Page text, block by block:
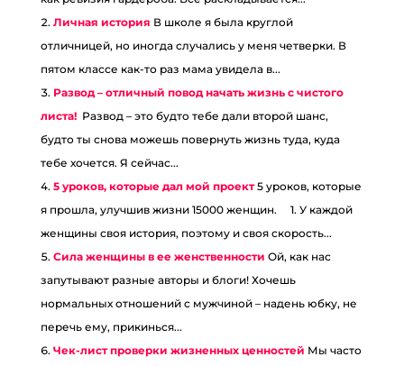
Личная история В школе я была круглой
отличницей, но иногда случались у меня четверки. В
пятом классе как-то раз мама увидела в...
Развод – отличный повод начать жизнь с чистого
листа! Развод – это будто тебе дали второй шанс,
будто ты снова можешь повернуть жизнь туда, куда
тебе хочется. Я сейчас...
5 уроков, которые дал мой проект 5 уроков, которые
я прошла, улучшив жизни 15000 женщин. ⠀ 1. У каждой
женщины своя история, поэтому и своя скорость...
Сила женщины в ее женственности Ой, как нас
запутывают разные авторы и блоги! Хочешь
нормальных отношений с мужчиной – надень юбку, не
перечь ему, прикинься...
Чек-лист проверки жизненных ценностей Мы часто